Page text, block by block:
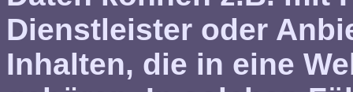
Dienstleister oder
Inhalten, die in eine